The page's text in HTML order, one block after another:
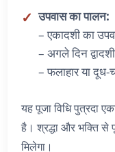
उपवास का पालन:
– एकादशी का
– अगले दिन
– फलाहार या
यह पूजा विधि पुत्रदा
है। श्रद्धा और भक्ति से
मिलेगा।